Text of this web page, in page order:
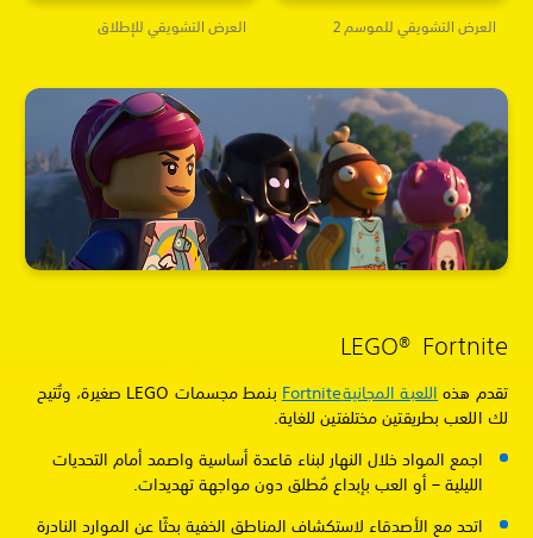
العرض التشويقي للإطلاق العرض التشويقي للموسم 2
LEGO® Fortnite
تقدم هذهاللعبة المجانيةFortnite
بنمط مجسمات LEGO صغيرة، وتُتيح
لك اللعب بطريقتين مختلفتين للغاية.
اجمع المواد خلال النهار لبناء قاعدة أساسية واصمد أمام التحديات
الليلية – أو العب بإبداع مُطلق دون مواجهة تهديدات.
اتحد مع الأصدقاء لاستكشاف المناطق الخفية بحثًا عن الموارد النادرة